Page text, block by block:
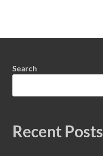
Search
Recent Posts